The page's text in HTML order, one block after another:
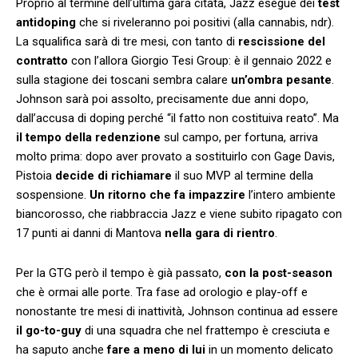
Proprio al termine dell’ultima gara citata, Jazz esegue deitest
antidoping che si riveleranno poi positivi (alla cannabis, ndr).
La squalifica sarà di tre mesi, con tanto di rescissione del
contratto con l’allora Giorgio Tesi Group: è il gennaio 2022 e
sulla stagione dei toscani sembra calare un’ombra pesante.
Johnson sarà poi assolto, precisamente due anni dopo,
dall’accusa di doping perché “il fatto non costituiva reato”. Ma
il tempo della redenzione sul campo, per fortuna, arriva
molto prima: dopo aver provato a sostituirlo con Gage Davis,
Pistoia decide di richiamare il suo MVP al termine della
sospensione. Un ritorno che fa impazzire l’intero ambiente
biancorosso, che riabbraccia Jazz e viene subito ripagato con
17 punti ai danni di Mantova nella gara di rientro.
Per la GTG però il tempo è già passato, con la post-season
che è ormai alle porte. Tra fase ad orologio e play-off e
nonostante tre mesi di inattività, Johnson continua ad essere
il go-to-guy di una squadra che nel frattempo è cresciuta e
ha saputo anche fare a meno di lui in un momento delicato